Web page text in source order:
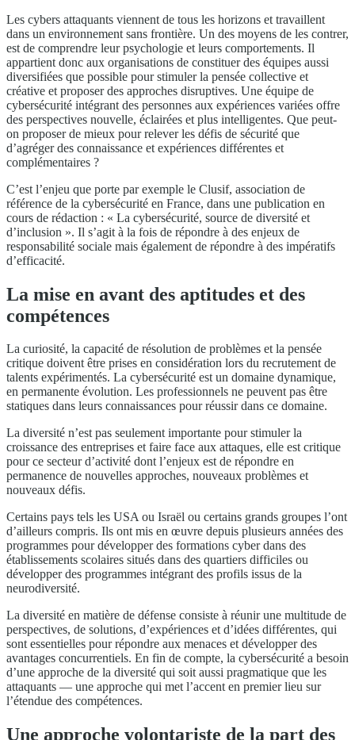
Les cybers attaquants viennent de tous les horizons et travaillent
dans un environnement sans frontière. Un des moyens de les contrer,
est de comprendre leur psychologie et leurs comportements. Il
appartient donc aux organisations de constituer des équipes aussi
diversifiées que possible pour stimuler la pensée collective et
créative et proposer des approches disruptives. Une équipe de
cybersécurité intégrant des personnes aux expériences variées offre
des perspectives nouvelle, éclairées et plus intelligentes. Que peut-
on proposer de mieux pour relever les défis de sécurité que
d’agréger des connaissance et expériences différentes et
complémentaires ?
C’est l’enjeu que porte par exemple le Clusif, association de
référence de la cybersécurité en France, dans une publication en
cours de rédaction : « La cybersécurité, source de diversité et
d’inclusion ». Il s’agit à la fois de répondre à des enjeux de
responsabilité sociale mais également de répondre à des impératifs
d’efficacité.
La mise en avant des aptitudes et des
compétences
La curiosité, la capacité de résolution de problèmes et la pensée
critique doivent être prises en considération lors du recrutement de
talents expérimentés. La cybersécurité est un domaine dynamique,
en permanente évolution. Les professionnels ne peuvent pas être
statiques dans leurs connaissances pour réussir dans ce domaine.
La diversité n’est pas seulement importante pour stimuler la
croissance des entreprises et faire face aux attaques, elle est critique
pour ce secteur d’activité dont l’enjeux est de répondre en
permanence de nouvelles approches, nouveaux problèmes et
nouveaux défis.
Certains pays tels les USA ou Israël ou certains grands groupes l’ont
d’ailleurs compris. Ils ont mis en œuvre depuis plusieurs années des
programmes pour développer des formations cyber dans des
établissements scolaires situés dans des quartiers difficiles ou
développer des programmes intégrant des profils issus de la
neurodiversité.
La diversité en matière de défense consiste à réunir une multitude de
perspectives, de solutions, d’expériences et d’idées différentes, qui
sont essentielles pour répondre aux menaces et développer des
avantages concurrentiels. En fin de compte, la cybersécurité a besoin
d’une approche de la diversité qui soit aussi pragmatique que les
attaquants — une approche qui met l’accent en premier lieu sur
l’étendue des compétences.
Une approche volontariste de la part des